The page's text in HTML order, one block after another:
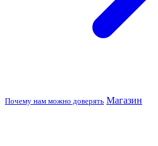
Почему нам можно доверять Магазин